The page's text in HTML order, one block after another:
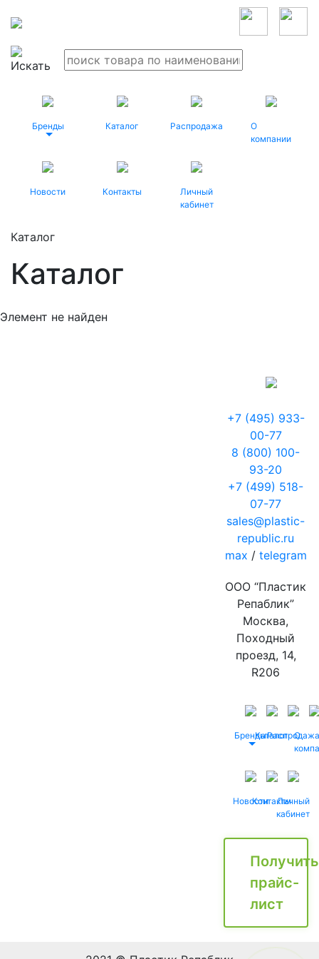
Бренды Каталог Распродажа
О
компании
Новости Контакты
Личный
кабинет
Каталог
Каталог
Элемент не найден
+7 (495) 933-
00-77
8 (800) 100-
93-20
+7 (499) 518-
07-77
sales@plastic-
republic.ru
max / telegram
ООО “Пластик
Репаблик”
Москва,
Походный
проезд, 14,
R206
БрендыКаталог
Распродажа
О
НовостиКонтактыЛичный
кабинет
Получить
прайс-
лист